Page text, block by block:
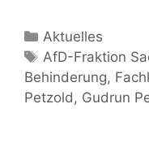
Kategorien
Aktuelles
Schlagwörter
AfD-Fraktion
Behinderung,
Petzold , Gudrun